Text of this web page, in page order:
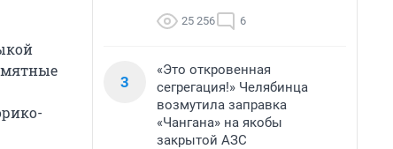
25 256 6
3
«Это откровенная
сегрегация!» Челябинца
возмутила заправка
«Чангана» на якобы
закрытой АЗС